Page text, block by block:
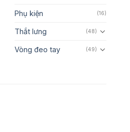
Phụ kiện (16)
Thắt lưng (48)
Vòng đeo tay (49)